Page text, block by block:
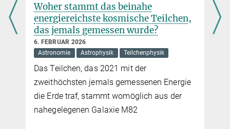
Woher stammt das beinahe
energiereichste kosmische Teilchen,
das jemals gemessen wurde?
6. FEBRUAR 2026
Astronomie
Astrophysik Teilchenphysik
Das Teilchen, das 2021 mit der
zweithöchsten jemals gemessenen Energie
die Erde traf, stammt womöglich aus der
nahegelegenen Galaxie M82